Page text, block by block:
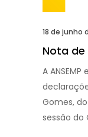
18 de junho
Nota de
A
Gomes,
sessão do